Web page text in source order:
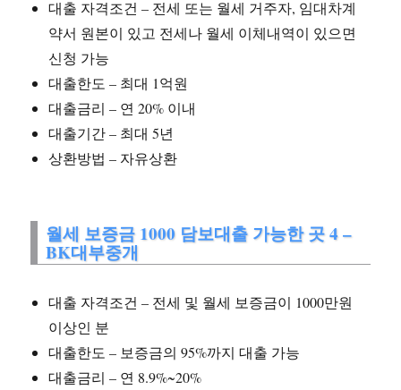
대출 자격조건 – 전세 또는 월세 거주자, 임대차계
약서 원본이 있고 전세나 월세 이체내역이 있으면
신청 가능
대출한도 – 최대 1억원
대출금리 – 연 20% 이내
대출기간 – 최대 5년
상환방법 – 자유상환
월세 보증금 1000 담보대출 가능한 곳 4 –
BK대부중개
대출 자격조건 – 전세 및 월세 보증금이 1000만원
이상인 분
대출한도 – 보증금의 95%까지 대출 가능
대출금리 – 연 8.9%~20%